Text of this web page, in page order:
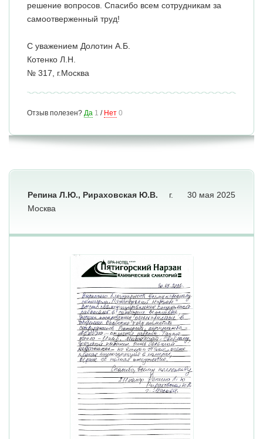
решение вопросов. Спасибо всем сотрудникам за
самоотверженный труд!
С уважением Долотин А.Б.
Котенко Л.Н.
№ 317, г.Москва
Отзыв полезен? Да 1 / Нет 0
30 мая 2025
Репина Л.Ю., Рираховская Ю.В.
г.
Москва